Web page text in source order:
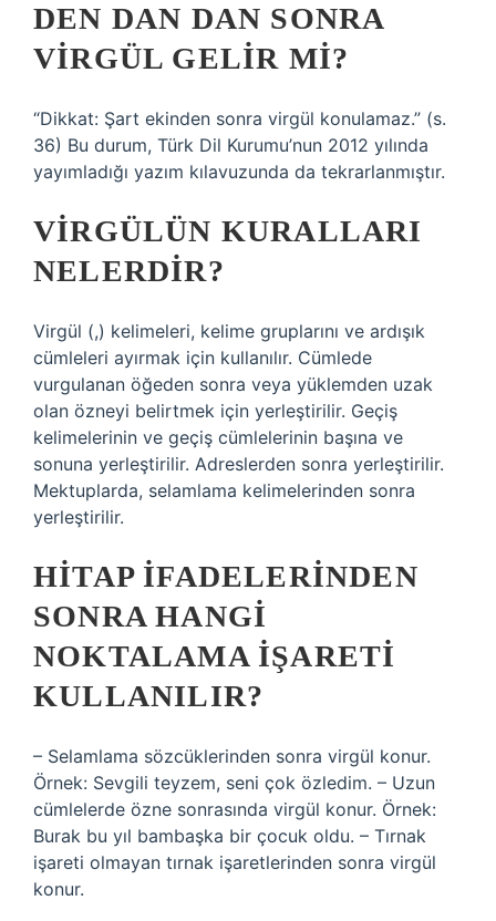
DEN DAN DAN SONRA
VIRGÜL GELIR MI?
“Dikkat: Şart ekinden sonra virgül konulamaz.” (s.
36) Bu durum, Türk Dil Kurumu’nun 2012 yılında
yayımladığı yazım kılavuzunda da tekrarlanmıştır.
VIRGÜLÜN KURALLARI
NELERDIR?
Virgül (,) kelimeleri, kelime gruplarını ve ardışık
cümleleri ayırmak için kullanılır. Cümlede
vurgulanan öğeden sonra veya yüklemden uzak
olan özneyi belirtmek için yerleştirilir. Geçiş
kelimelerinin ve geçiş cümlelerinin başına ve
sonuna yerleştirilir. Adreslerden sonra yerleştirilir.
Mektuplarda, selamlama kelimelerinden sonra
yerleştirilir.
HITAP IFADELERINDEN
SONRA HANGI
NOKTALAMA IŞARETI
KULLANILIR?
– Selamlama sözcüklerinden sonra virgül konur.
Örnek: Sevgili teyzem, seni çok özledim. – Uzun
cümlelerde özne sonrasında virgül konur. Örnek:
Burak bu yıl bambaşka bir çocuk oldu. – Tırnak
işareti olmayan tırnak işaretlerinden sonra virgül
konur.